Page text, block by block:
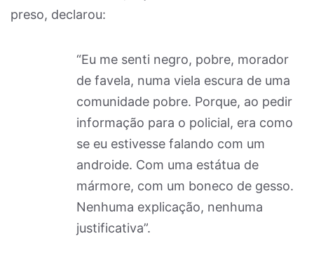
preso, declarou:
“Eu me senti negro, pobre, morador
de favela, numa viela escura de uma
comunidade pobre. Porque, ao pedir
informação para o policial, era como
se eu estivesse falando com um
androide. Com uma estátua de
mármore, com um boneco de gesso.
Nenhuma explicação, nenhuma
justificativa”.